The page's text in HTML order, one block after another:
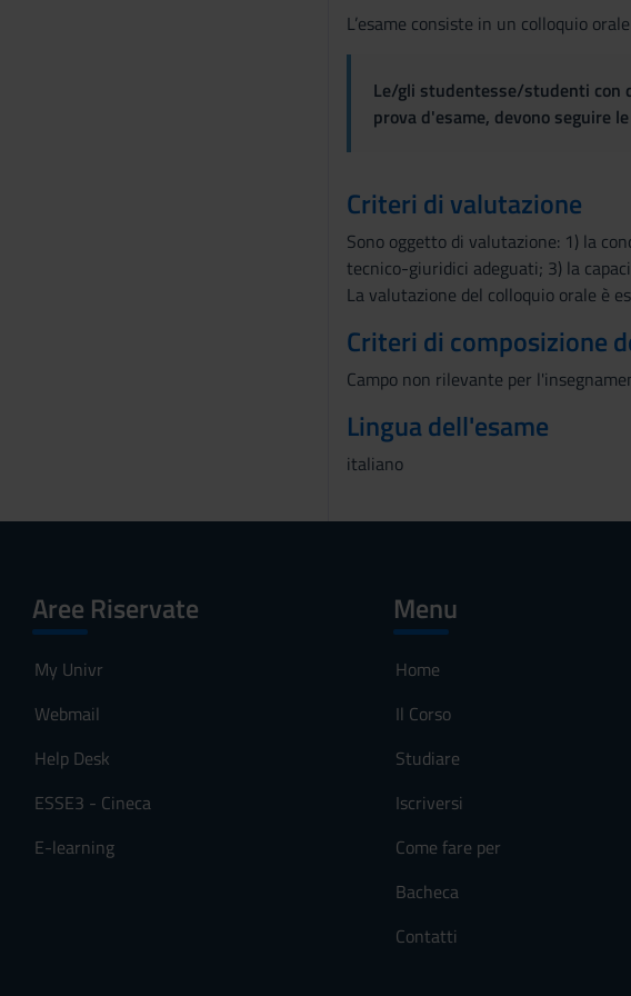
L’esame consiste in un colloquio
Le/gli studentesse/studenti con
prova d'esame, devono seguire
Criteri di valutazione
Sono oggetto di valutazione: 1) la
tecnico-giuridici adeguati; 3) la
La valutazione del colloquio orale è
Criteri di composizione
Campo non rilevante per
Lingua dell'esame
italiano
Aree Riservate
My Univr
Webmail
Help Desk
ESSE3 - Cineca
E-learning
Menu
Home
Il Corso
Studiare
Iscriversi
Come fare per
Bacheca
Contatti